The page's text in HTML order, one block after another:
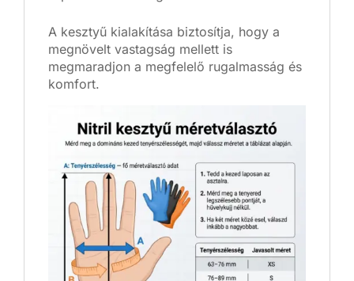
A kesztyű kialakítása biztosítja, hogy a
megnövelt vastagság mellett is
megmaradjon a megfelelő rugalmasság és
komfort.